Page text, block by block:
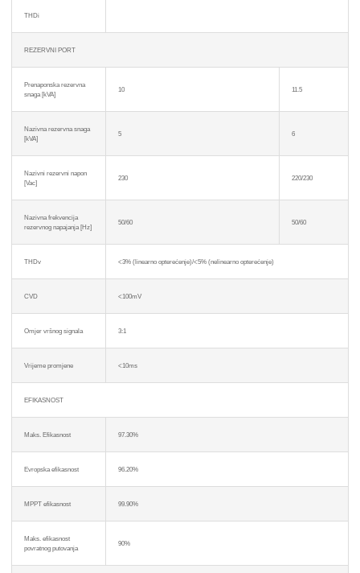
THDi
REZERVNI PORT
Prenaponska rezervna
snaga [kVA]
10 11.5
Nazivna rezervna snaga
[kVA]
5 6
Nazivni rezervni napon
[Vac]
230 220/230
Nazivna frekvencija
rezervnog napajanja [Hz]
50/60 50/60
THDv <3% (linearno opterećenje)/<5% (nelinearno opterećenje)
CVD <100mV
Omjer vršnog signala 3:1
Vrijeme promjene <10ms
EFIKASNOST
Maks. Efikasnost 97.30%
Evropska efikasnost 96.20%
MPPT efikasnost 99.90%
Maks. efikasnost
povratnog putovanja
90%